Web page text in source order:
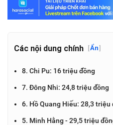
Các nội dung chính [Ẩn]
8. Chi Pu: 16 triệu đồng
7. Đông Nhi: 24,8 triệu đồng
6. Hồ Quang Hiếu: 28,3 triệu
5. Minh Hằng - 29,5 triệu